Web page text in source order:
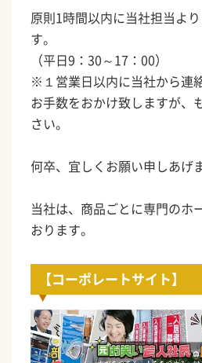
原則1時間以内に当社担当よ
す。
（平日9：30～17：00）
※１営業日以内に当社から連
お手数をおかけ致しますが、
さい。
何卒、宜しくお願い申しあげ
当社は、商品ごとに専門のホ
おります。
【コーポレートサイト】